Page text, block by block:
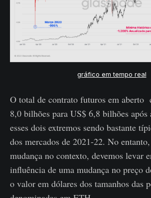
gráfico em tempo real
O total de contrato futuros em aberto
8,0 bilhões para US$ 6,8 bilhões após
esses dois extremos sendo bastante
dos mercados de 2021-22. No
mudança no contexto, devemos levar
influência de uma mudança no preço
o valor em dólares dos tamanhos das